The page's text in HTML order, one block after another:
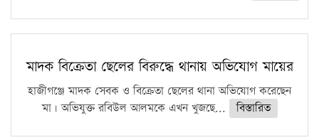
মাদক বিক্রেতা ছেলের বিরুদ্ধে থানায় অভিযোগ মায়ের
হাজীগঞ্জে মাদক সেবক ও বিক্রেতা ছেলের থানা অভিযোগ করেছেন
মা। অভিযুক্ত রবিউল আলমকে এখন খুজছে...
বিস্তারিত